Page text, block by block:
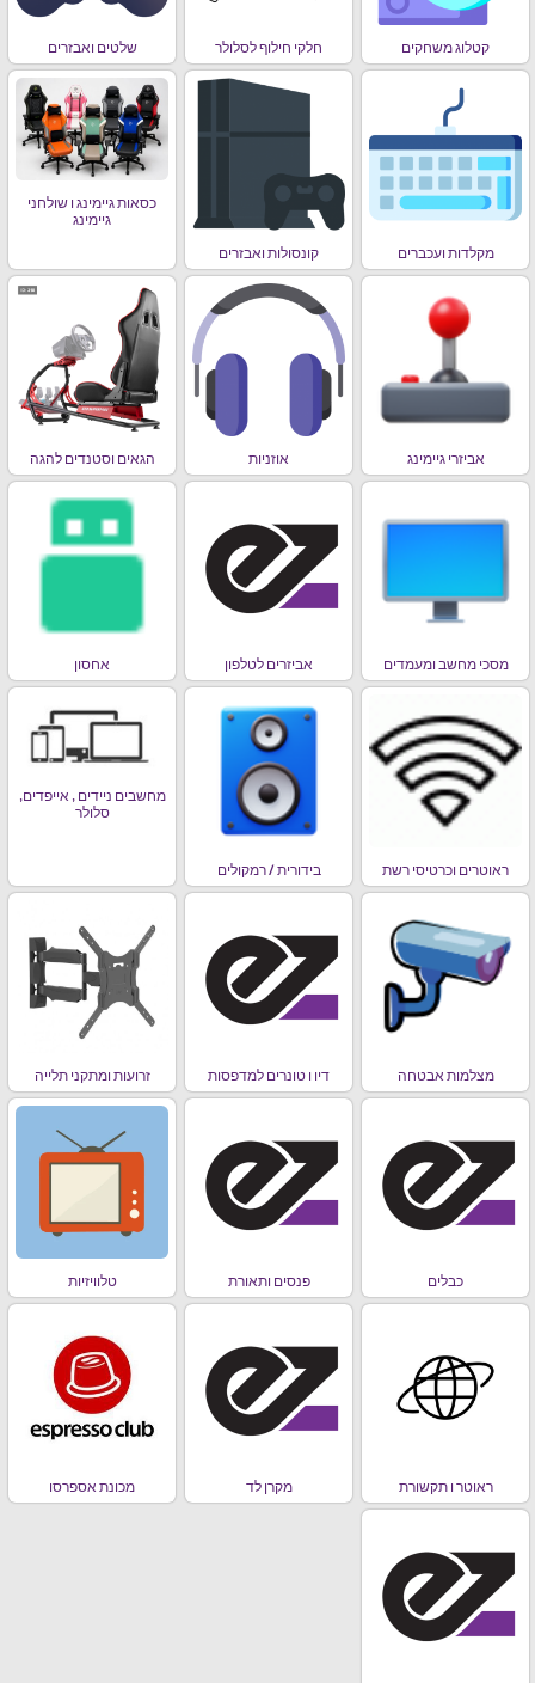
קטלוג משחקים חלקי חילוף לסלולר שלטים ואבזרים
מקלדות ועכברים קונסולות ואבזרים
כסאות גיימינג ו שולחני
גיימינג
אביזרי גיימינג אוזניות הגאים וסטנדים להגה
מסכי מחשב ומעמדים אביזרים לטלפון אחסון
ראוטרים וכרטיסי רשת בידורית / רמקולים
מחשבים ניידים , אייפדים,
סלולר
מצלמות אבטחה דיו ו טונרים למדפסות זרועות ומתקני תלייה
כבלים פנסים ותאורת טלוויזיות
ראוטר ו תקשורת מקרן לד מכונת אספרסו